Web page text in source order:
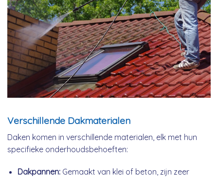
Verschillende Dakmaterialen
Daken komen in verschillende materialen, elk met hun
specifieke onderhoudsbehoeften:
Dakpannen:Gemaakt van klei of beton, zijn zeer